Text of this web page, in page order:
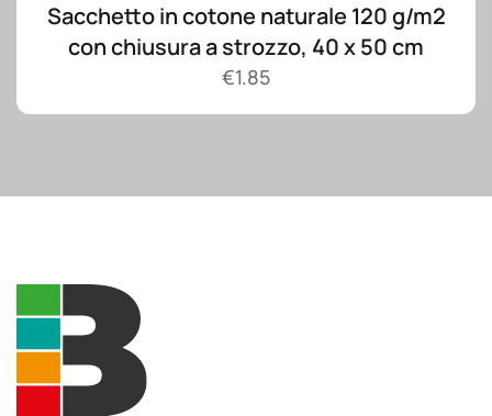
Sacchetto in cotone naturale 120 g/m2
con chiusura a strozzo, 40 x 50 cm
€1.85